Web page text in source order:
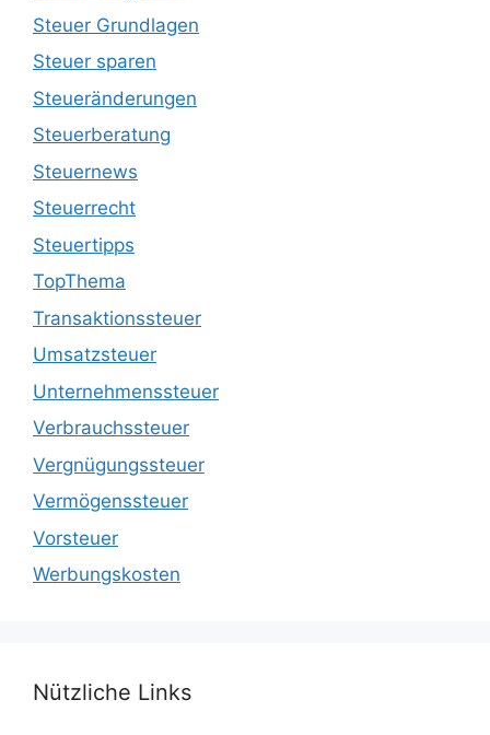
Steuer Grundlagen
Steuer sparen
Steueränderungen
Steuerberatung
Steuernews
Steuerrecht
Steuertipps
TopThema
Transaktionssteuer
Umsatzsteuer
Unternehmenssteuer
Verbrauchssteuer
Vergnügungssteuer
Vermögenssteuer
Vorsteuer
Werbungskosten
Nützliche Links